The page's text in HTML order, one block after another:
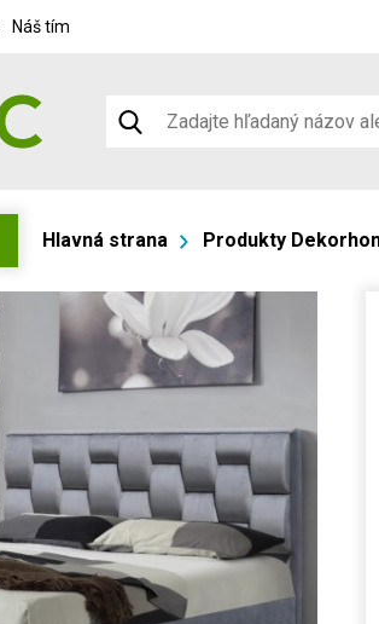
Náš tím
Hlavná strana Produkty